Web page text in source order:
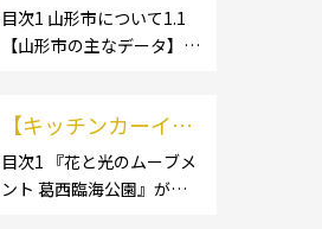
ー開業するなら格安
のレンタル・リー
流れも解説！
目次1 山形市について1.1
【山形市の主なデータ】
王温泉]1.2.2 [文翔館]1.3
【名産品・ご当地グルメ】
1.3.1 [芋煮]1.3 […]
【キッチンカーイベ
ント情報】花と光の
ムーブメント 葛西臨
目次1 『花と光のムーブメ
ント 葛西臨海公園』が開